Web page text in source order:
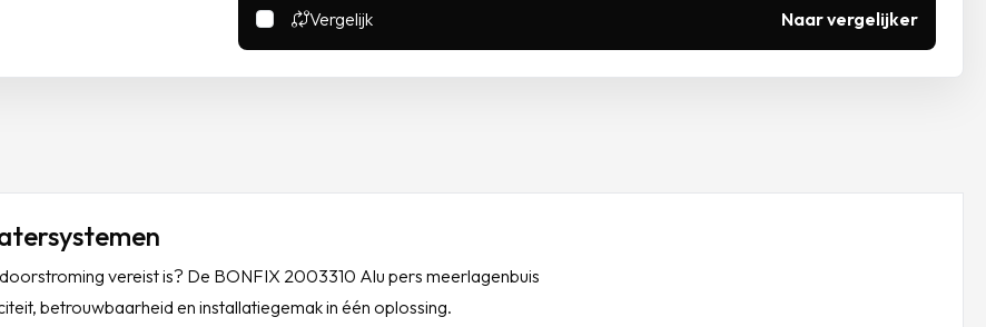
Vergelijk Naar vergelijker
vereist is? De BONFIX 2003310 Alu pers meerlagenbuis
betrouwbaarheid en installatiegemak in één oplossing.